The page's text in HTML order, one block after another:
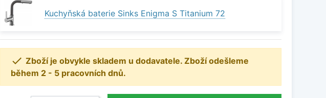
Kuchyňská baterie Sinks Enigma S Titanium 72
 Zboží je obvykle skladem u dodavatele. Zboží odešleme
během 2 - 5 pracovních dnů.